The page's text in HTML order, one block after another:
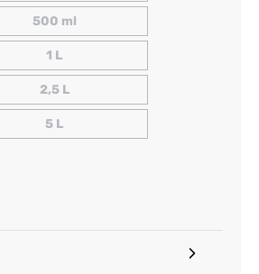
500 ml
1 L
2,5 L
5 L